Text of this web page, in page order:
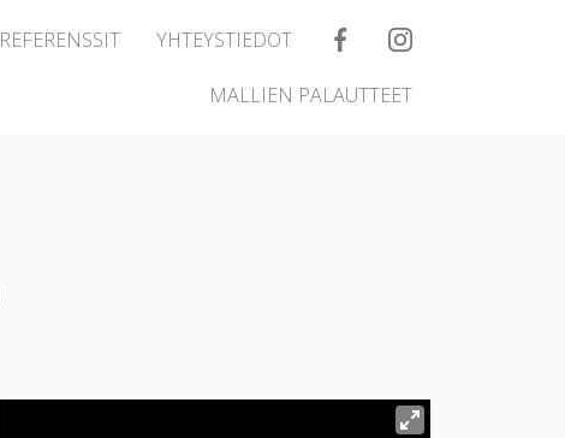
REFERENSSIT YHTEYSTIEDOT
MALLIEN PALAUTTEET